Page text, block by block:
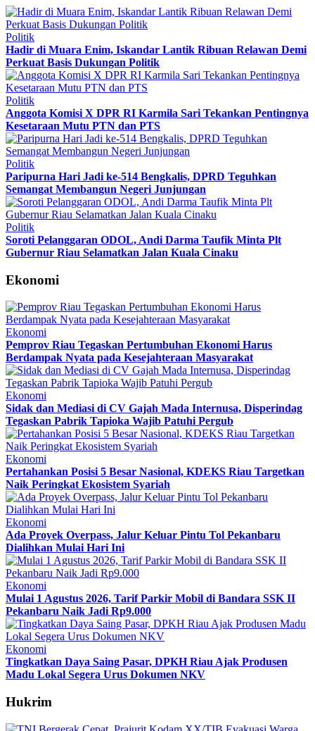
Politik
Hadir di Muara Enim, Iskandar Lantik Ribuan Relawan Demi
Perkuat Basis Dukungan Politik
Politik
Anggota Komisi X DPR RI Karmila Sari Tekankan Pentingnya
Kesetaraan Mutu PTN dan PTS
Politik
Paripurna Hari Jadi ke-514 Bengkalis, DPRD Teguhkan
Semangat Membangun Negeri Junjungan
Politik
Soroti Pelanggaran ODOL, Andi Darma Taufik Minta Plt
Gubernur Riau Selamatkan Jalan Kuala Cinaku
Ekonomi
Ekonomi
Pemprov Riau Tegaskan Pertumbuhan Ekonomi Harus
Berdampak Nyata pada Kesejahteraan Masyarakat
Ekonomi
Sidak dan Mediasi di CV Gajah Mada Internusa, Disperindag
Tegaskan Pabrik Tapioka Wajib Patuhi Pergub
Ekonomi
Pertahankan Posisi 5 Besar Nasional, KDEKS Riau Targetkan
Naik Peringkat Ekosistem Syariah
Ekonomi
Ada Proyek Overpass, Jalur Keluar Pintu Tol Pekanbaru
Dialihkan Mulai Hari Ini
Ekonomi
Mulai 1 Agustus 2026, Tarif Parkir Mobil di Bandara SSK II
Pekanbaru Naik Jadi Rp9.000
Ekonomi
Tingkatkan Daya Saing Pasar, DPKH Riau Ajak Produsen
Madu Lokal Segera Urus Dokumen NKV
Hukrim